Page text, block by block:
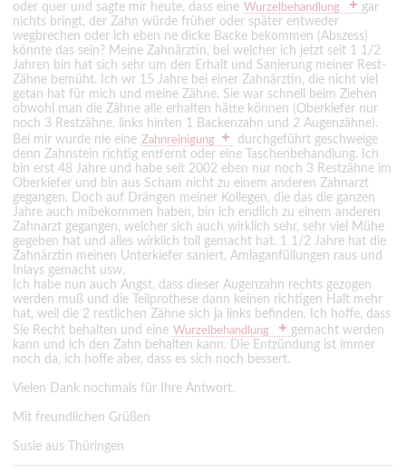
oder quer und sagte mir heute, dass eine Wurzelbehandlung
gar
nichts bringt, der Zahn würde früher oder später entweder
wegbrechen oder ich eben ne dicke Backe bekommen (Abszess)
könnte das sein? Meine Zahnärztin, bei welcher ich jetzt seit 1 1/2
Jahren bin hat sich sehr um den Erhalt und Sanierung meiner Rest-
Zähne bemüht. Ich wr 15 Jahre bei einer Zahnärztin, die nicht viel
getan hat für mich und meine Zähne. Sie war schnell beim Ziehen
obwohl man die Zähne alle erhalten hätte können (Oberkiefer nur
noch 3 Restzähne, links hinten 1 Backenzahn und 2 Augenzähne).
Bei mir wurde nie eine Zahnreinigung
durchgeführt geschweige
denn Zahnstein richtig entfernt oder eine Taschenbehandlung. Ich
bin erst 48 Jahre und habe seit 2002 eben nur noch 3 Restzähne im
Oberkiefer und bin aus Scham nicht zu einem anderen Zahnarzt
gegangen. Doch auf Drängen meiner Kollegen, die das die ganzen
Jahre auch mibekommen haben, bin ich endlich zu einem anderen
Zahnarzt gegangen, welcher sich auch wirklich sehr, sehr viel Mühe
gegeben hat und alles wirklich toll gemacht hat. 1 1/2 Jahre hat die
Zahnärztin meinen Unterkiefer saniert, Amlaganfüllungen raus und
Inlays gemacht usw.
Ich habe nun auch Angst, dass dieser Augenzahn rechts gezogen
werden muß und die Teilprothese dann keinen richtigen Halt mehr
hat, weil die 2 restlichen Zähne sich ja links befinden. Ich hoffe, dass
Sie Recht behalten und eine Wurzelbehandlung
gemacht werden
kann und ich den Zahn behalten kann. Die Entzündung ist immer
noch da, ich hoffe aber, dass es sich noch bessert.
Vielen Dank nochmals für Ihre Antwort.
Mit freundlichen Grüßen
Susie aus Thüringen